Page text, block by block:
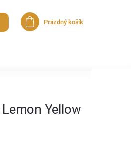
Nákupní košík
Prázdný košík
Yellow